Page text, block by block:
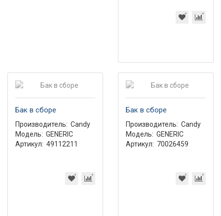
Бак в сборе
Производитель: Candy
Модель: GENERIC
Артикул: 49112211
Бак в сборе
Производитель: Candy
Модель: GENERIC
Артикул: 70026459